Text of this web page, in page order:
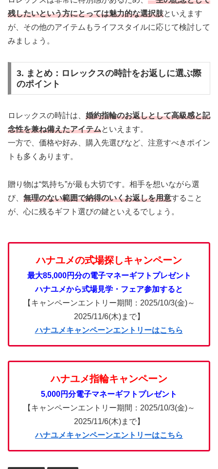
残したいという方にとっては魅力的な選択肢といえます
が、その他のアイテムもライフスタイルに応じて検討して
みましょう。
3. まとめ：ロレックスの時計をお返しに選ぶ際
のポイント
ロレックスの時計は、 婚約指輪のお返しとして高級感と記
念性を兼ね備えたアイテムといえます。
一方で、価格や好み、購入先選びなど、注意すべきポイン
トも多くあります。
贈り物は“気持ち”が最も大切です。相手を想いながら選
び、 無理のない範囲で納得のいくお返しを用意すること
が、心に残るギフト選びの鍵といえるでしょう。
ハナユメの式場探しキャンペーン
最大85,000円分の電子マネーギフトプレゼント
ハナユメから式場見学・フェア参加すると
【キャンペーンエントリー期間：2025/10/3(金)～
2025/11/6(木)まで】
ハナユメキャンペーンエントリーはこちら
ハナユメ指輪キャンペーン
5,000円分電子マネーギフトプレゼント
【キャンペーンエントリー期間：2025/10/3(金)～
2025/11/6(木)まで】
ハナユメキャンペーンエントリーはこちら